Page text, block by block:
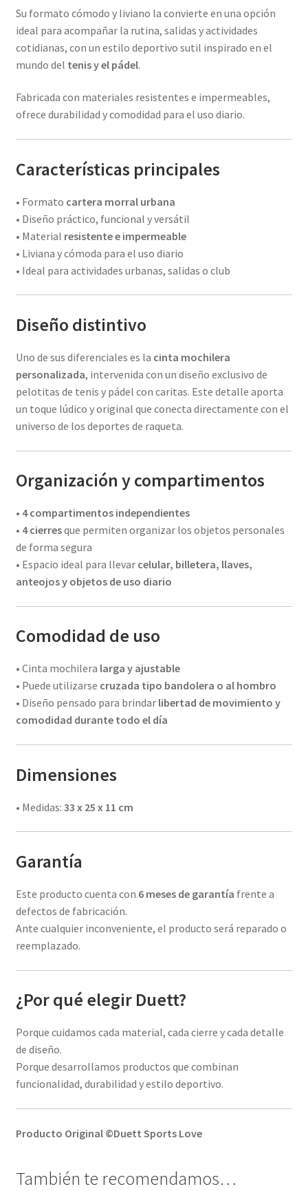
Su formato cómodo y liviano la convierte en una opción
ideal para acompañar la rutina, salidas y actividades
cotidianas, con un estilo deportivo sutil inspirado en el
mundo del tenis y el pádel.
Fabricada con materiales resistentes e impermeables,
ofrece durabilidad y comodidad para el uso diario.
Características principales
• Formato cartera morral urbana
• Diseño práctico, funcional y versátil
• Material resistente e impermeable
• Liviana y cómoda para el uso diario
• Ideal para actividades urbanas, salidas o club
Diseño distintivo
Uno de sus diferenciales es la cinta mochilera
personalizada, intervenida con un diseño exclusivo de
pelotitas de tenis y pádel con caritas. Este detalle aporta
un toque lúdico y original que conecta directamente con el
universo de los deportes de raqueta.
Organización y compartimentos
• 4 compartimentos independientes
• 4 cierresque permiten organizar los objetos personales
de forma segura
• Espacio ideal para llevar celular, billetera, llaves,
anteojos y objetos de uso diario
Comodidad de uso
• Cinta mochilera larga y ajustable
• Puede utilizarse cruzada tipo bandolera o al hombro
• Diseño pensado para brindar libertad de movimiento y
comodidad durante todo el día
Dimensiones
• Medidas: 33 x 25 x 11 cm
Garantía
Este producto cuenta con 6 meses de garantía frente a
defectos de fabricación.
Ante cualquier inconveniente, el producto será reparado o
reemplazado.
¿Por qué elegir Duett?
Porque cuidamos cada material, cada cierre y cada detalle
de diseño.
Porque desarrollamos productos que combinan
funcionalidad, durabilidad y estilo deportivo.
Producto Original ©Duett Sports Love
También te recomendamos…